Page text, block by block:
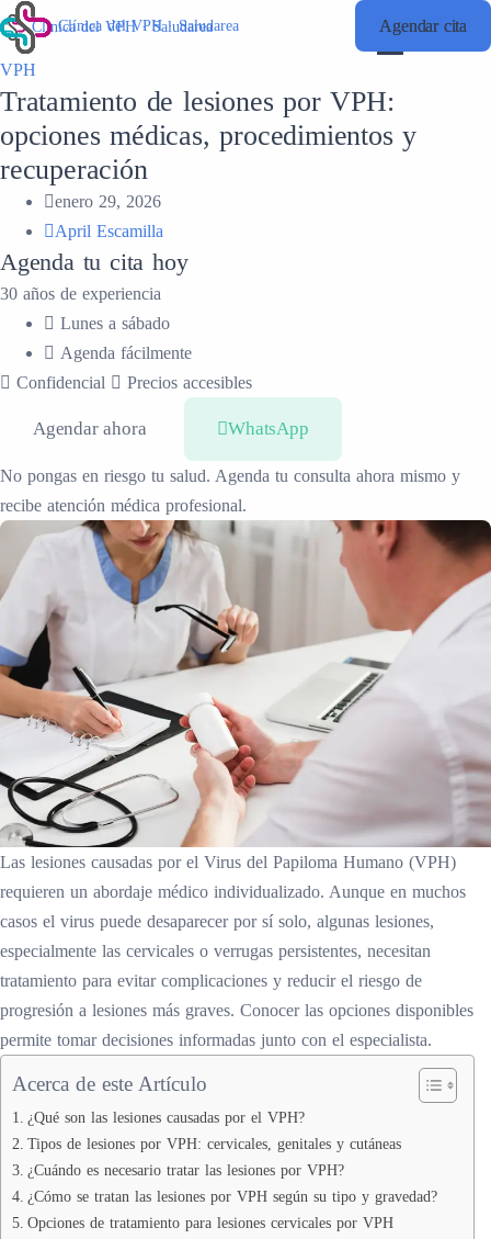
Clínica del VPH · Saludarea Agendar cita
Clínica del VPH · Saludarea Agendar cita
VPH
Tratamiento de lesiones por VPH:
opciones médicas, procedimientos y
recuperación
enero 29, 2026
April Escamilla
Agenda tu cita hoy
30 años de experiencia
Lunes a sábado
Agenda fácilmente
Confidencial
Precios accesibles
Agendar ahora WhatsApp
No pongas en riesgo tu salud. Agenda tu consulta ahora mismo y
recibe atención médica profesional.
Las lesiones causadas por el Virus del Papiloma Humano (VPH)
requieren un abordaje médico individualizado. Aunque en muchos
casos el virus puede desaparecer por sí solo, algunas lesiones,
especialmente las cervicales o verrugas persistentes, necesitan
tratamiento para evitar complicaciones y reducir el riesgo de
progresión a lesiones más graves. Conocer las opciones disponibles
permite tomar decisiones informadas junto con el especialista.
Acerca de este Artículo
¿Qué son las lesiones causadas por el VPH?
Tipos de lesiones por VPH: cervicales, genitales y cutáneas
¿Cuándo es necesario tratar las lesiones por VPH?
¿Cómo se tratan las lesiones por VPH según su tipo y gravedad?
Opciones de tratamiento para lesiones cervicales por VPH